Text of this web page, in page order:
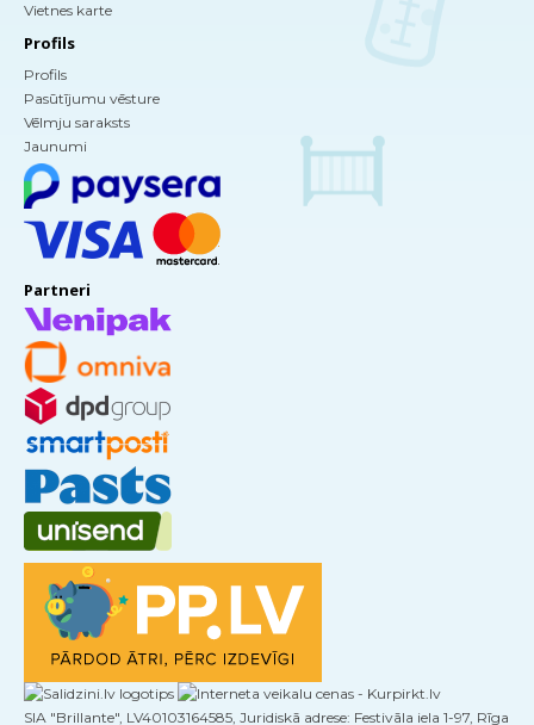
Vietnes karte
Profils
Profils
Pasūtījumu vēsture
Vēlmju saraksts
Jaunumi
Partneri
SIA "Brillante", LV40103164585, Juridiskā adrese: Festivāla iela 1-97, Rīga